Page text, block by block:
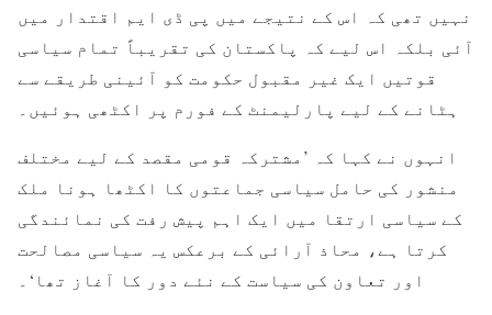
نہیں تھی کہ اس کے نتیجے میں پی ڈی ایم اقتدار میں
آئی بلکہ اس لیے کہ پاکستان کی تقریباً تمام سیاسی
قوتیں ایک غیر مقبول حکومت کو آئینی طریقے سے
ہٹانے کے لیے پارلیمنٹ کے فورم پر اکٹھی ہوئیں۔
انہوں نے کہا کہ ’مشترکہ قومی مقصد کے لیے مختلف
منشور کی حامل سیاسی جماعتوں کا اکٹھا ہونا ملک
کے سیاسی ارتقا میں ایک اہم پیش رفت کی نمائندگی
کرتا ہے، محاذ آرائی کے برعکس یہ سیاسی مصالحت
اور تعاون کی سیاست کے نئے دور کا آغاز تھا‘۔